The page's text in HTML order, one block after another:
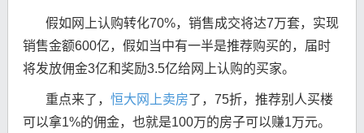
假如网上认购转化70%，销售成交将达7万套，实现
销售金额600亿，假如当中有一半是推荐购买的，届时
将发放佣金3亿和奖励3.5亿给网上认购的买家。
重点来了， 恒大网上卖房了，75折，推荐别人买楼
可以拿1%的佣金，也就是100万的房子可以赚1万元。